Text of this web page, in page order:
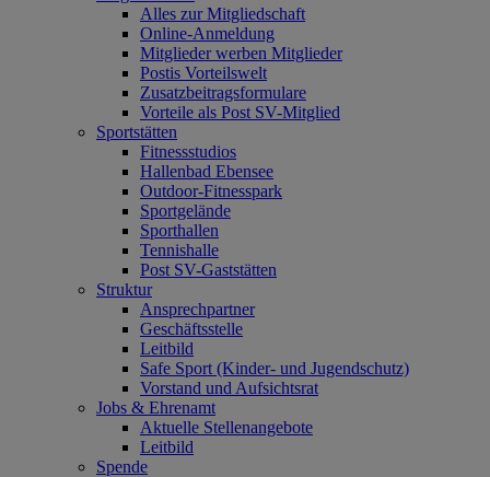
Alles zur Mitgliedschaft
Online-Anmeldung
Mitglieder werben Mitglieder
Postis Vorteilswelt
Zusatzbeitragsformulare
Vorteile als Post SV-Mitglied
Sportstätten
Fitnessstudios
Hallenbad Ebensee
Outdoor-Fitnesspark
Sportgelände
Sporthallen
Tennishalle
Post SV-Gaststätten
Struktur
Ansprechpartner
Geschäftsstelle
Leitbild
Safe Sport (Kinder- und Jugendschutz)
Vorstand und Aufsichtsrat
Jobs & Ehrenamt
Aktuelle Stellenangebote
Leitbild
Spende